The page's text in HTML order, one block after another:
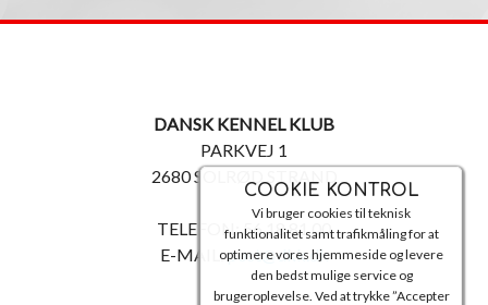
COOKIE KONTROL
Vi bruger cookies til teknisk
funktionalitet samt trafikmåling for at
optimere vores hjemmeside og levere
den bedst mulige service og
brugeroplevelse. Ved at trykke ”Accepter
DANSK KENNEL KLUB
PARKVEJ 1
2680 SOLRØD STRAND
TELEFON: 56 18 81 00
E-MAIL:post@dkk.dk